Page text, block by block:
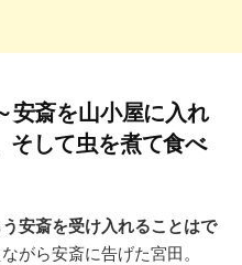
斎を山小屋に入れ
そして虫を煮て食べ
安斎を受け入れることはで
がら安斎に告げた宮田。